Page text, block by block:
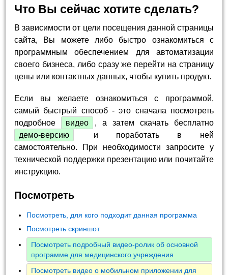
Что Вы сейчас хотите сделать?
В зависимости от цели посещения данной страницы
сайта, Вы можете либо быстро ознакомиться с
программным обеспечением для автоматизации
своего бизнеса, либо сразу же перейти на страницу
цены или контактных данных, чтобы купить продукт.
Если вы желаете ознакомиться с программой,
самый быстрый способ - это сначала посмотреть
подробное
видео
, а затем скачать бесплатно
демо-версию
и поработать в ней
самостоятельно. При необходимости запросите у
технической поддержки презентацию или почитайте
инструкцию.
Посмотреть
Посмотреть, для кого подходит данная программа
Посмотреть скриншот
Посмотреть подробный видео-ролик об основной
программе для медицинского учреждения
Посмотреть видео о мобильном приложении для